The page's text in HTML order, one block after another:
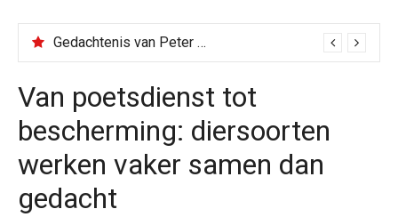
Gedachtenis van Peter Faber
Van poetsdienst tot
bescherming: diersoorten
werken vaker samen dan
gedacht